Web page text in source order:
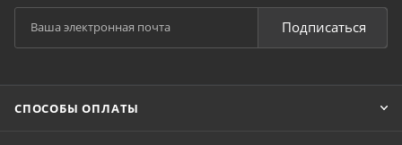
Подписаться
СПОСОБЫ ОПЛАТЫ